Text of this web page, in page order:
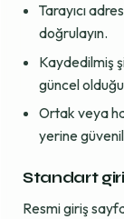
Tarayıcı
doğrulayın.
Kaydedilmiş
güncel
Ortak veya
yerine
Standart
Resmi giriş